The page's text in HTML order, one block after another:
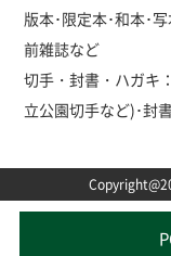
版本･限定本･和本･
前雑誌など
切手・封書・ハガキ
立公園切手など)･封